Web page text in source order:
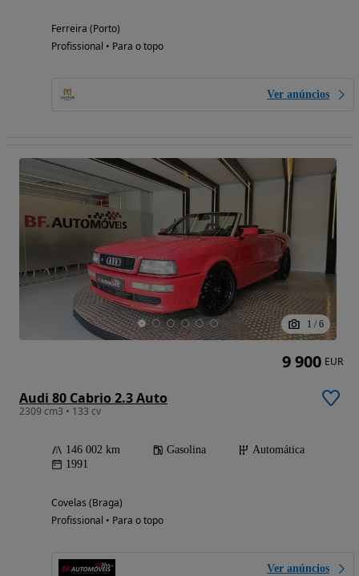
Ferreira (Porto)
Profissional • Para o topo
Ver anúncios
1 / 6
Audi 80 Cabrio 2.3 Auto
2309 cm3 • 133 cv
146 002 km Gasolina
Automática
1991
Covelas (Braga)
Profissional • Para o topo
Ver anúncios
9 900 EUR